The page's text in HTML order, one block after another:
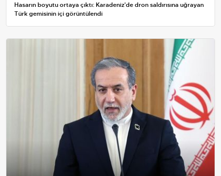
Hasarın boyutu ortaya çıktı: Karadeniz'de dron saldırısına uğrayan
Türk gemisinin içi görüntülendi